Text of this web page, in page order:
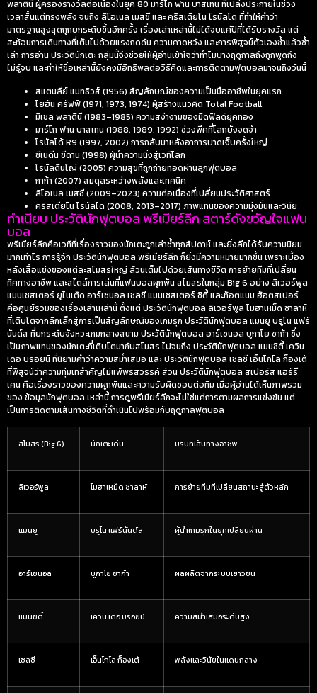
พลาตินี ผู้ครองรางวัลต่อเนื่องในยุค 80 มาร์โก ฟาน บาสเทน ที่เปล่งประกายในช่วง
เวลาสั้นแต่ทรงพลัง จนถึง ลิโอเนล เมสซี และ คริสเตียโน โรนัลโด ที่ทำให้คำว่า
มาตรฐานสูงสุดถูกยกระดับขึ้นอีกครั้ง เรื่องเล่าเหล่านี้ไม่ได้จบแค่ปีที่ได้รับรางวัล แต่
สะท้อนการเดินทางที่เต็มไปด้วยแรงกดดัน ความคาดหวัง และการพิสูจน์ตัวเองซ้ำแล้วซ้ำ
เล่า การอ่าน ประวัตินักเตะกลุ่มนี้จึงช่วยให้ผู้อ่านเข้าใจว่าทำไมบางฤดูกาลถึงถูกพูดถึง
ไม่รู้จบ และทำให้ชื่อเหล่านี้ยังคงมีอิทธิพลต่อวิธีคิดและการติดตามฟุตบอลมาจนถึงวันนี้
สแตนลีย์ แมทธิวส์ (1956) สัญลักษณ์ของความเป็นมืออาชีพในยุคแรก
โยฮัน ครัฟฟ์ (1971, 1973, 1974) ผู้สร้างแนวคิด Total Football
มิเชล พลาตินี (1983–1985) ความสง่างามของมิดฟิลด์ยุคทอง
มาร์โก ฟาน บาสเทน (1988, 1989, 1992) ช่วงพีคที่โลกยังจดจำ
โรนัลโด้ R9 (1997, 2002) การกลับมาหลังอาการบาดเจ็บครั้งใหญ่
ซีเนดีน ซีดาน (1998) ผู้นำความนิ่งสู่เวทีโลก
โรนัลดินโญ่ (2005) ความสุขที่ถูกถ่ายทอดผ่านลูกฟุตบอล
กาก้า (2007) สมดุลระหว่างพลังและเทคนิค
ลิโอเนล เมสซี (2009–2023) ความต่อเนื่องที่เปลี่ยนประวัติศาสตร์
คริสเตียโน โรนัลโด (2008, 2013–2017) ภาพแทนของความมุ่งมั่นและวินัย
ทำเนียบ ประวัตินักฟุตบอล พรีเมียร์ลีก สตาร์ดังขวัญใจแฟน
บอล
พรีเมียร์ลีกคือเวทีที่เรื่องราวของนักเตะถูกเล่าซ้ำทุกสัปดาห์ และยิ่งลีกได้รับความนิยม
มากเท่าไร การรู้จัก ประวัตินักฟุตบอล พรีเมียร์ลีก ก็ยิ่งมีความหมายมากขึ้น เพราะเบื้อง
หลังเสื้อแข่งของแต่ละสโมสรใหญ่ ล้วนเต็มไปด้วยเส้นทางชีวิต การย้ายทีมที่เปลี่ยน
ทิศทางอาชีพ และสไตล์การเล่นที่แฟนบอลผูกพัน สโมสรในกลุ่ม Big 6 อย่าง ลิเวอร์พูล
แมนเชสเตอร์ ยูไนเต็ด อาร์เซนอล เชลซี แมนเชสเตอร์ ซิตี้ และท็อตแนม ฮ็อตสเปอร์
คือศูนย์รวมของเรื่องเล่าเหล่านี้ ตั้งแต่ ประวัตินักฟุตบอล ลิเวอร์พูล โมฮาเหม็ด ซาลาห์
ที่เติบโตจากลีกเล็กสู่การเป็นสัญลักษณ์ของเกมรุก ประวัตินักฟุตบอล แมนยู บรูโน แฟร์
นันด์ส ที่ยกระดับจังหวะเกมกลางสนาม ประวัตินักฟุตบอล อาร์เซนอล บูกาโย ซาก้า ซึ่ง
เป็นภาพแทนของนักเตะที่เติบโตมากับสโมสร ไปจนถึง ประวัตินักฟุตบอล แมนซิตี้ เควิน
เดอ บรอยน์ที่นิยามคำว่าความสม่ำเสมอ และประวัตินักฟุตบอล เชลซี เอ็นโกโล ก็องเต้
ที่พิสูจน์ว่าความทุ่มเทสำคัญไม่แพ้พรสวรรค์ ส่วน ประวัตินักฟุตบอล สเปอร์ส แฮร์รี
เคน คือเรื่องราวของความผูกพันและความรับผิดชอบต่อทีม เมื่อผู้อ่านได้เห็นภาพรวม
ของ ข้อมูลนักฟุตบอล เหล่านี้ การดูพรีเมียร์ลีกจะไม่ใช่แค่การตามผลการแข่งขัน แต่
เป็นการติดตามเส้นทางชีวิตที่ดำเนินไปพร้อมกับฤดูกาลฟุตบอล
สโมสร (Big 6) นักเตะเด่น บริบทเส้นทางอาชีพ
ลิเวอร์พูล โมฮาเหม็ด ซาลาห์ การย้ายทีมที่เปลี่ยนสถานะสู่ตัวหลัก
แมนยู บรูโน แฟร์นันด์ส ผู้นำเกมรุกในยุคเปลี่ยนผ่าน
อาร์เซนอล บูกาโย ซาก้า ผลผลิตจากระบบเยาวชน
แมนซิตี้ เควิน เดอ บรอยน์ ความสม่ำเสมอระดับสูง
เชลซี เอ็นโกโล ก็องเต้ พลังและวินัยในแดนกลาง